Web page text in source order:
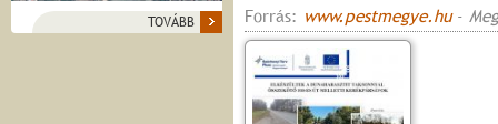
TOVÁBB Forrás: www.pestmegye.hu-